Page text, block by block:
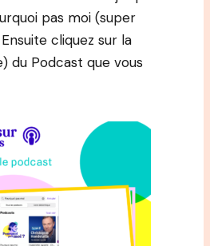
pas moi (super
cliquez sur la
du Podcast que vous